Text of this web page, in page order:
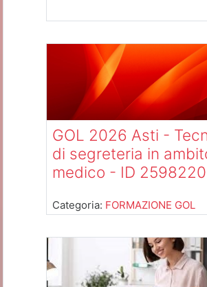
GOL 2026 Asti -
di segreteria in
medico - ID 2598220
Categoria: FORMAZIONE GOL